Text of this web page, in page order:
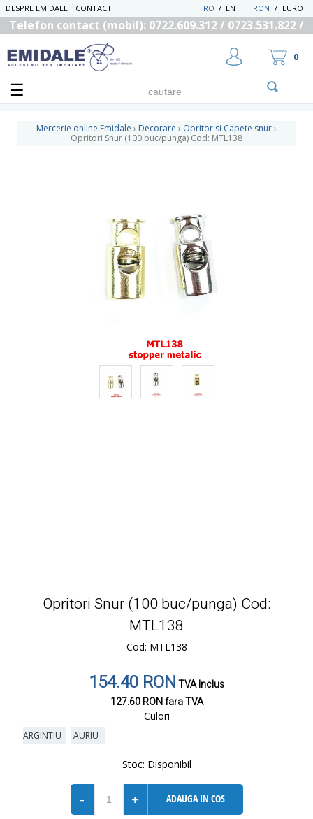
DESPRE EMIDALE CONTACT RON / EURO
EN
/
RO
Telefon contact (mobil): 0722.609.312 / 0723.531.822 /
0
Mercerie online Emidale › Decorare › Opritor si Capete snur›
Opritori Snur (100 buc/punga) Cod: MTL138
Opritori Snur (100 buc/punga) Cod:
MTL138
Cod: MTL138
154.40 RONTVA Inclus
127.60 RONfara TVA
Culori
ARGINTIU AURIU
Stoc: Disponibil
- + ADAUGA IN COS